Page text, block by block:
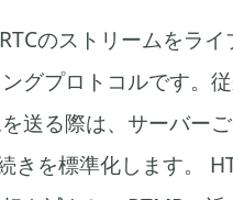
のストリームをラ
グプロトコルです。
送る際は、サーバー
きを標準化します。